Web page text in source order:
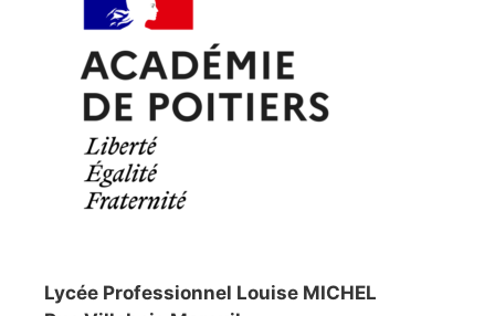
Lycée Professionnel Louise MICHEL